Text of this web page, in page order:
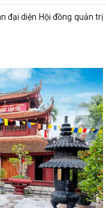
đại diện Hội đồng quản trị
bàn phường Thành Đông
dưỡng Lý luận chính trị
Di tích Nhà tù Hải Dương
sách nhân dịp 27/7